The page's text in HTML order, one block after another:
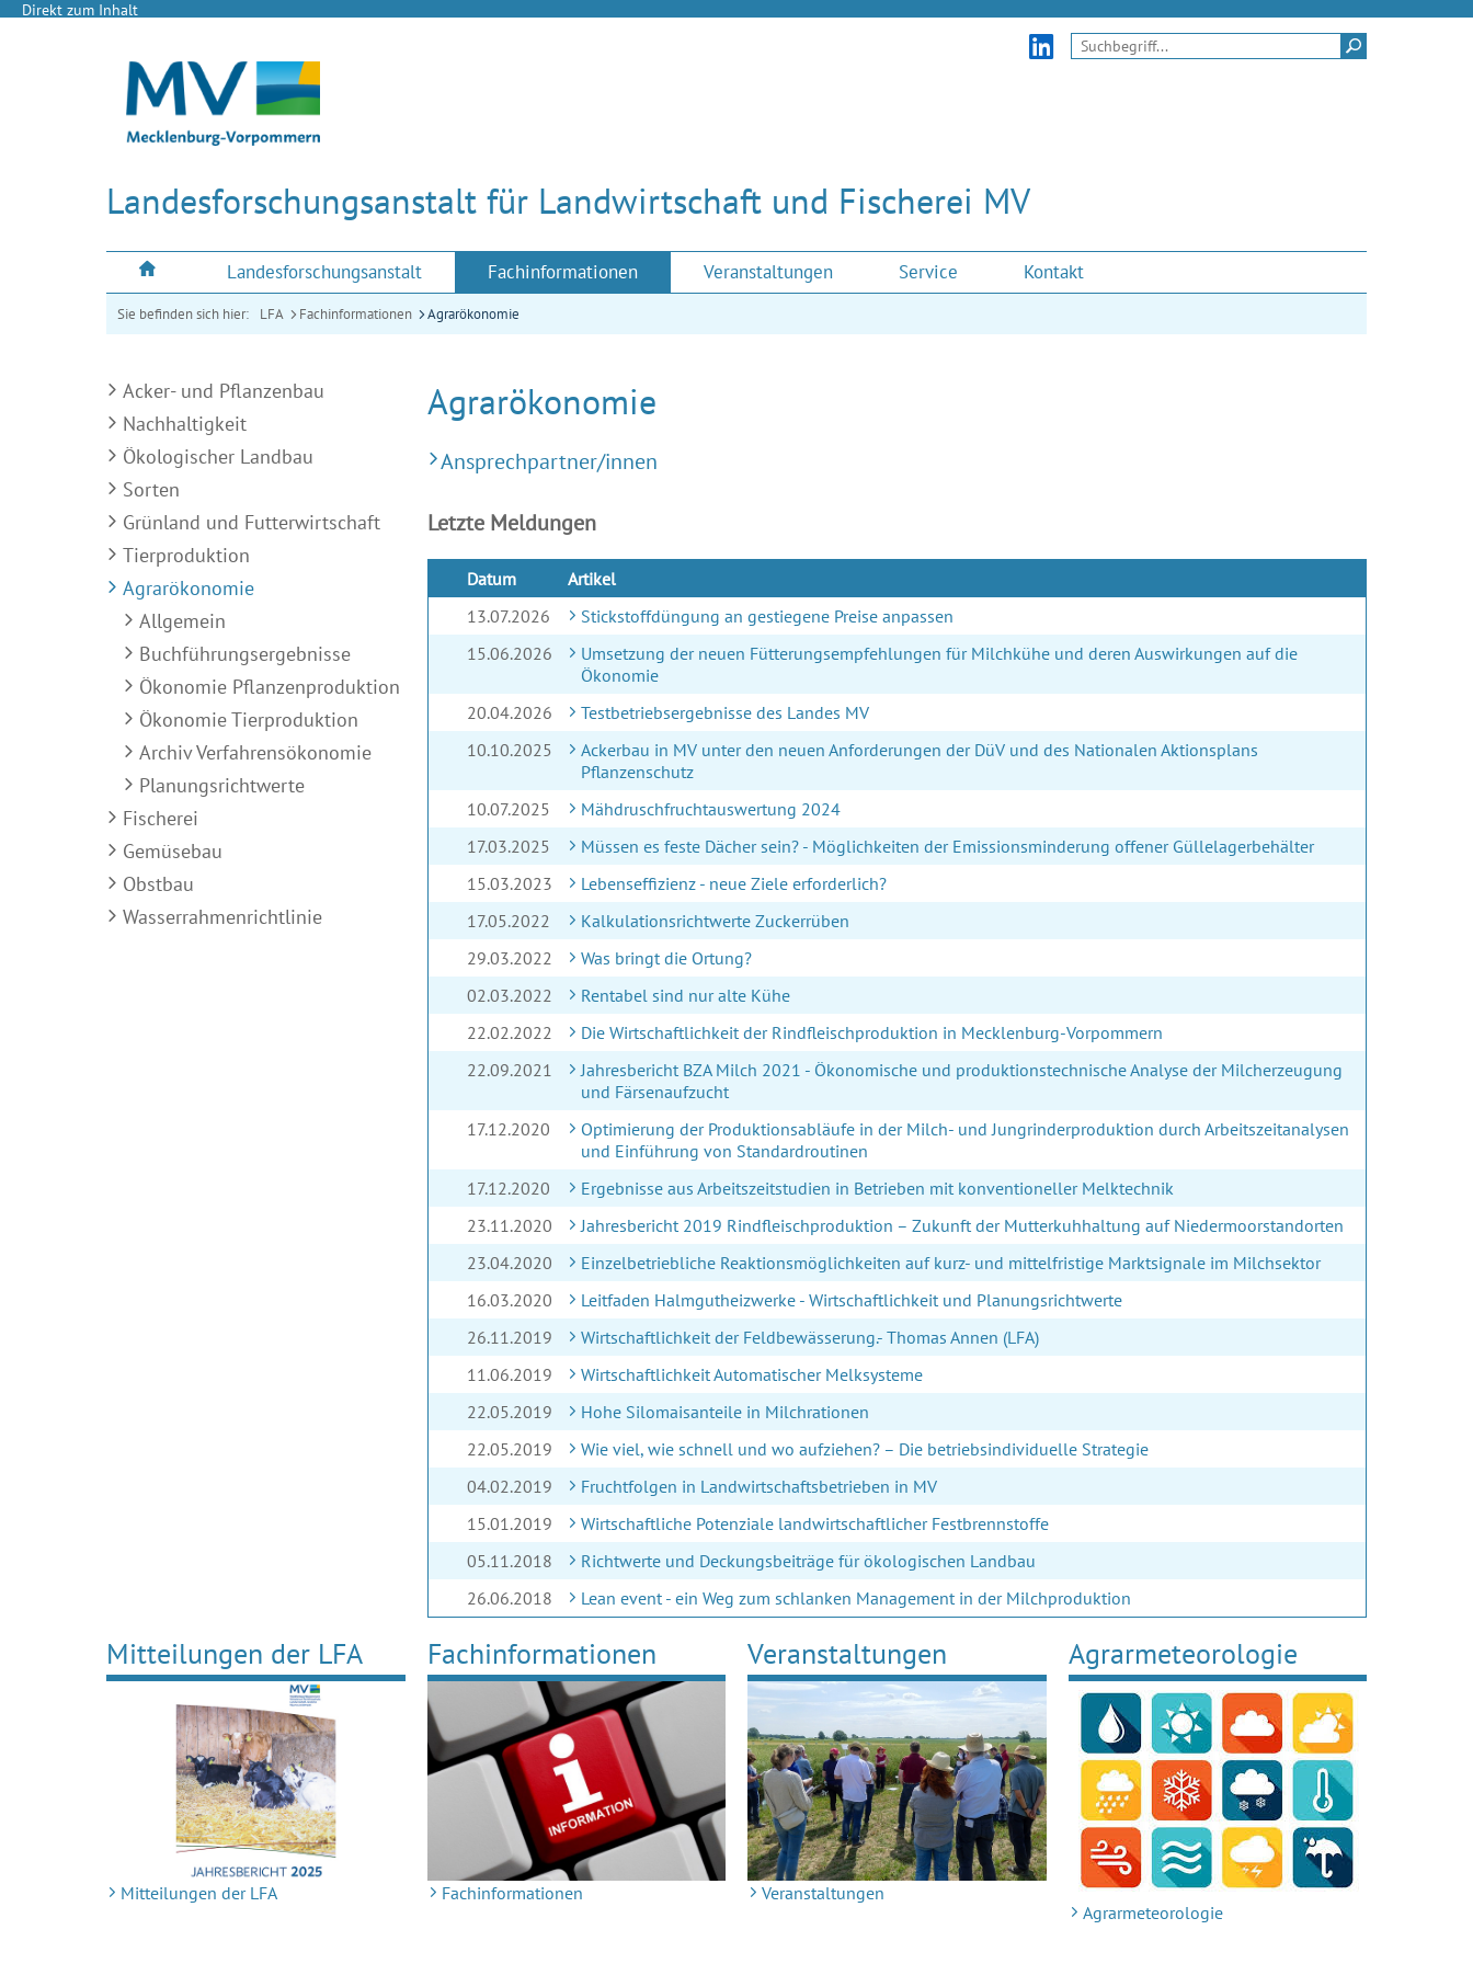
Direkt zum Inhalt
Landesforschungs­anstalt für Landwirtschaft und Fischerei MV
externer Link: zu unserem LinkedIn-Kanal
Suchen
Landesforschungsanstalt Fachinformationen Veranstaltungen Service Kontakt
Sie befinden sich hier: LFA Fachinformationen Agrarökonomie
Acker- und Pflanzenbau
Nachhaltigkeit
Ökologischer Landbau
Sorten
Grünland und Futterwirtschaft
Tierproduktion
Agrarökonomie
Allgemein
Buchführungsergebnisse
Ökonomie Pflanzenproduktion
Ökonomie Tierproduktion
Archiv Verfahrensökonomie
Planungsrichtwerte
Fischerei
Gemüsebau
Obstbau
Wasserrahmenrichtlinie
Agrarökonomie
Ansprechpartner/innen
Letzte Meldungen
Datum
Artikel
13.07.2026
Stickstoffdüngung an gestiegene Preise anpassen
15.06.2026
Umsetzung der neuen Fütterungsempfehlungen für Milchkühe und deren Auswirkungen auf die
Ökonomie
20.04.2026
Testbetriebsergebnisse des Landes MV
10.10.2025
Ackerbau in MV unter den neuen Anforderungen der DüV und des Nationalen Aktionsplans
Pflanzenschutz
10.07.2025
Mähdruschfruchtauswertung 2024
17.03.2025
Müssen es feste Dächer sein? - Möglichkeiten der Emissionsminderung offener Güllelagerbehälter
15.03.2023
Lebenseffizienz - neue Ziele erforderlich?
17.05.2022
Kalkulationsrichtwerte Zuckerrüben
29.03.2022
Was bringt die Ortung?
02.03.2022
Rentabel sind nur alte Kühe
22.02.2022
Die Wirtschaftlichkeit der Rindfleischproduktion in Mecklenburg-Vorpommern
22.09.2021
Jahresbericht BZA Milch 2021 - Ökonomische und produktionstechnische Analyse der Milcherzeugung
und Färsenaufzucht
17.12.2020
Optimierung der Produktionsabläufe in der Milch- und Jungrinderproduktion durch Arbeitszeitanalysen
und Einführung von Standardroutinen
17.12.2020
Ergebnisse aus Arbeitszeitstudien in Betrieben mit konventioneller Melktechnik
23.11.2020
Jahresbericht 2019 Rindfleischproduktion – Zukunft der Mutterkuhhaltung auf Niedermoorstandorten
23.04.2020
Einzelbetriebliche Reaktionsmöglichkeiten auf kurz- und mittelfristige Marktsignale im Milchsektor
16.03.2020
Leitfaden Halmgutheizwerke - Wirtschaftlichkeit und Planungsrichtwerte
26.11.2019
Wirtschaftlichkeit der Feldbewässerung.- Thomas Annen (LFA)
11.06.2019
Wirtschaftlichkeit Automatischer Melksysteme
22.05.2019
Hohe Silomaisanteile in Milchrationen
22.05.2019
Wie viel, wie schnell und wo aufziehen? – Die betriebsindividuelle Strategie
04.02.2019
Fruchtfolgen in Landwirtschaftsbetrieben in MV
15.01.2019
Wirtschaftliche Potenziale landwirtschaftlicher Festbrennstoffe
05.11.2018
Richtwerte und Deckungsbeiträge für ökologischen Landbau
26.06.2018
Lean event - ein Weg zum schlanken Management in der Milchproduktion
Mit­tei­lungen der LFA
Mit­tei­lungen der LFA
Fach­in­for­ma­ti­onen
Fach­in­for­ma­ti­onen
Veranstaltungen
Veranstaltungen
Agrarmeteorologie
Agrarmeteorologie